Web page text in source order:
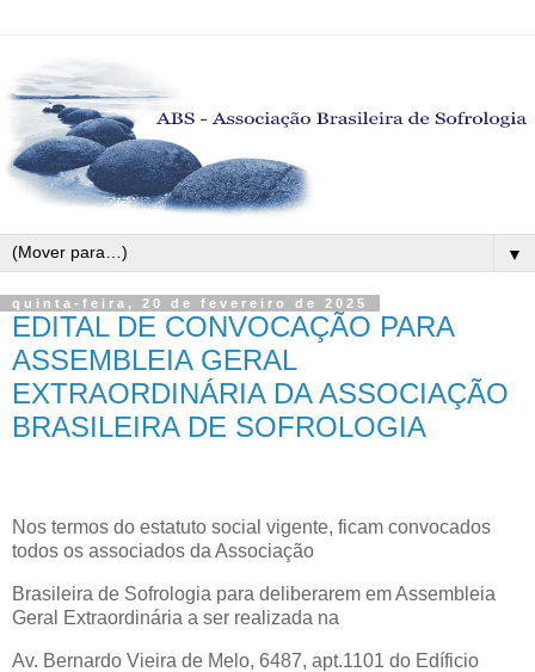
▼
quinta-feira, 20 de fevereiro de 2025
EDITAL DE CONVOCAÇÃO PARA
ASSEMBLEIA GERAL
EXTRAORDINÁRIA DA ASSOCIAÇÃO
BRASILEIRA DE SOFROLOGIA
Nos termos do estatuto social vigente, ficam convocados
todos os associados da Associação
Brasileira de Sofrologia para deliberarem em Assembleia
Geral Extraordinária a ser realizada na
Av. Bernardo Vieira de Melo, 6487, apt.1101 do Edíficio